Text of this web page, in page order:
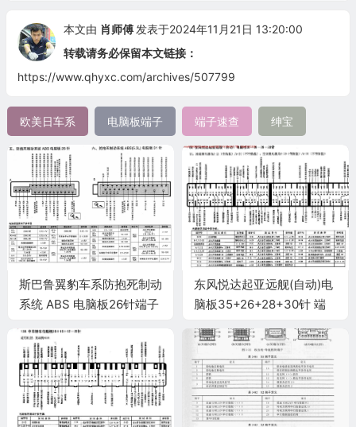
本文由 肖师傅 发表于2024年11月21日 13:20:00
转载请务必保留本文链接：
https://www.qhyxc.com/archives/507799
欧美日车系 电脑板端子 端子速查 绅宝
斯巴鲁翼豹车系防抱死制动
系统 ABS 电脑板26针端子
东风悦达起亚远舰(自动)电
脑板35+26+28+30针 端